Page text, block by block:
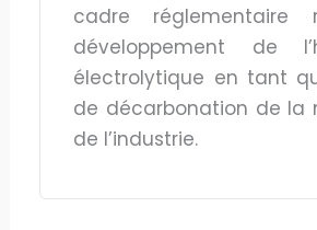
cadre réglementaire
développement de
électrolytique en tant
de décarbonation de la
de l’industrie.